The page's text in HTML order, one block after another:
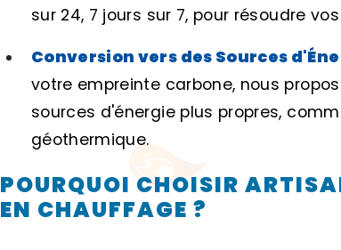
sur 24, 7 jours sur 7, pour résoudre
Conversion vers des Sources
votre empreinte carbone, nous
sources d'énergie plus propres,
géothermique.
POURQUOI CHOISIR
EN CHAUFFAGE ?